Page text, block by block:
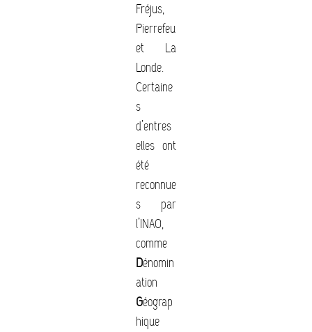
Fréjus,
Pierrefeu
et La
Londe.
Certaine
s
d’entres
elles ont
été
reconnue
s par
l’INAO,
comme
Dénomin
ation
Géograp
hique